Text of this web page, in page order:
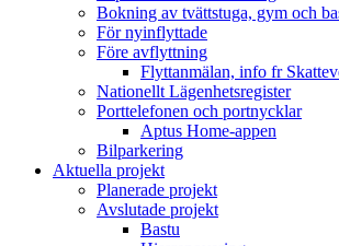
Bokning av tvättstuga, gym och
För nyinflyttade
Före avflyttning
Flyttanmälan, info fr
Nationellt Lägenhetsregister
Porttelefonen och portnycklar
Aptus Home-appen
Bilparkering
Aktuella projekt
Planerade projekt
Avslutade projekt
Bastu